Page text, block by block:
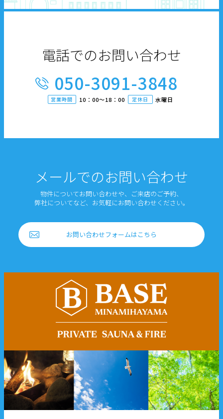
電話でのお問い合わせ
050-3091-3848
営業時間 10：00〜18：00 定休日 水曜日
メールでのお問い合わせ
物件についてお問い合わせや、ご来店のご予約、
弊社についてなど、お気軽にお問い合わせください。
お問い合わせフォームはこちら